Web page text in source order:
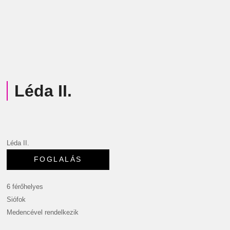
Léda II.
Léda II.
6 férőhelyes
Siófok
Medencével rendelkezik